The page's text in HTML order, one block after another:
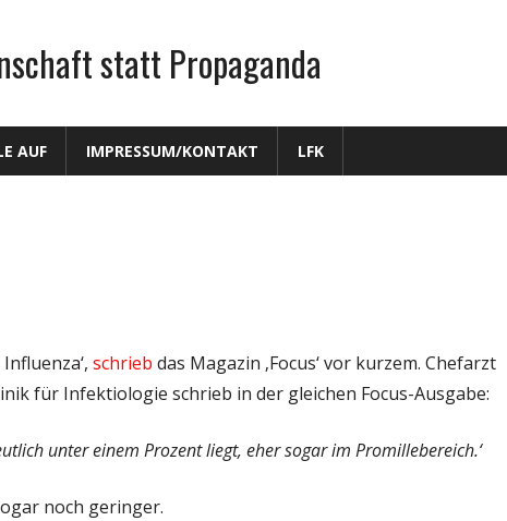
statt Propaganda
AUF IMPRESSUM/KONTAKT LFK
schrieb das Magazin ‚Focus‘ vor kurzem. Chefarzt
für Infektiologie schrieb in der gleichen Focus-Ausgabe:
unter einem Prozent liegt, eher sogar im Promillebereich.‘
noch geringer.